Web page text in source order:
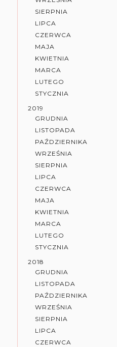
SIERPNIA
LIPCA
CZERWCA
MAJA
KWIETNIA
MARCA
LUTEGO
STYCZNIA
2019
GRUDNIA
LISTOPADA
PAŹDZIERNIKA
WRZEŚNIA
SIERPNIA
LIPCA
CZERWCA
MAJA
KWIETNIA
MARCA
LUTEGO
STYCZNIA
2018
GRUDNIA
LISTOPADA
PAŹDZIERNIKA
WRZEŚNIA
SIERPNIA
LIPCA
CZERWCA